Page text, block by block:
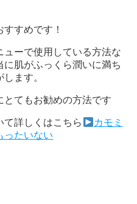
すめです！
ーで使用している方法な
肌がふっくら潤いに満ち
ます。
とてもお勧めの方法です
て詳しくはこちら
カモミ
ったいない